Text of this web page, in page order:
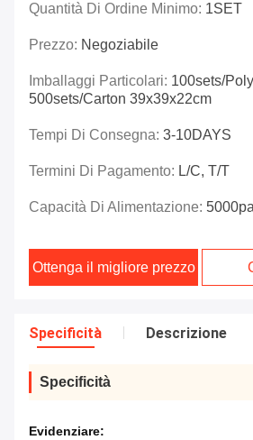
Quantità Di Ordine Minimo: 1SET
Prezzo: Negoziabile
Imballaggi Particolari: 100sets/
500sets/carton 39x39x22cm
Tempi Di Consegna: 3-10DAYS
Termini Di Pagamento: L/C, T/T
Capacità Di Alimentazione:
Ottenga il migliore prezzo
Specificità Descrizione
Specificità
Evidenziare: